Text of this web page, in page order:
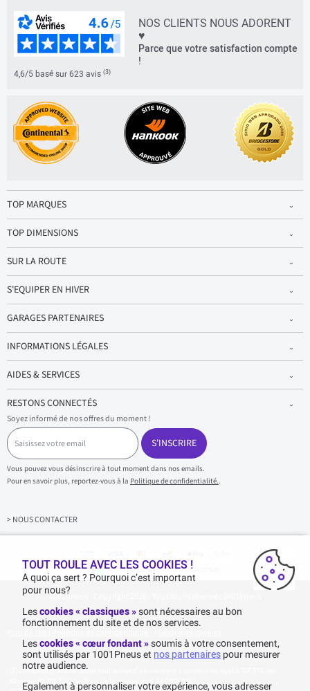
NOS CLIENTS NOUS ADORENT
♥
Parce que votre satisfaction compte
!
4,6/5 basé sur 623 avis (3)
TOP MARQUES
TOP DIMENSIONS
SUR LA ROUTE
S'EQUIPER EN HIVER
GARAGES PARTENAIRES
INFORMATIONS LÉGALES
AIDES & SERVICES
RESTONS CONNECTÉS
Soyez informé de nos offres du moment !
S
a
i
s
i
s
z
v
S'INSCRIRE
Vous pouvez vous désinscrire à tout moment dans nos emails.
Pour en savoir plus, reportez-vous à la Politique de confidentialité..
> NOUS CONTACTER
Achats & paiements 100% sécurisés
1001pneus - Copyright 2026 - Tous droits réservés 1001Pneus
Livraison gratuite : pour tout achat d'un montant supérieur ou égal à 70€ TTC (en-
dessous de 70€ TTC, les frais de livraison sont de 7,90€ TTC).
TOUT ROULE AVEC LES COOKIES !
A quoi ça sert ? Pourquoi c’est important
pour nous?
Lescookies « classiques »sont nécessaires au bon
fonctionnement du site et de nos services.
Lescookies « cœur fondant » soumis à votre consentement,
sont utilisés par 1001Pneus et nos partenaires pour mesurer
notre audience.
Egalement à personnaliser votre expérience, vous adresser